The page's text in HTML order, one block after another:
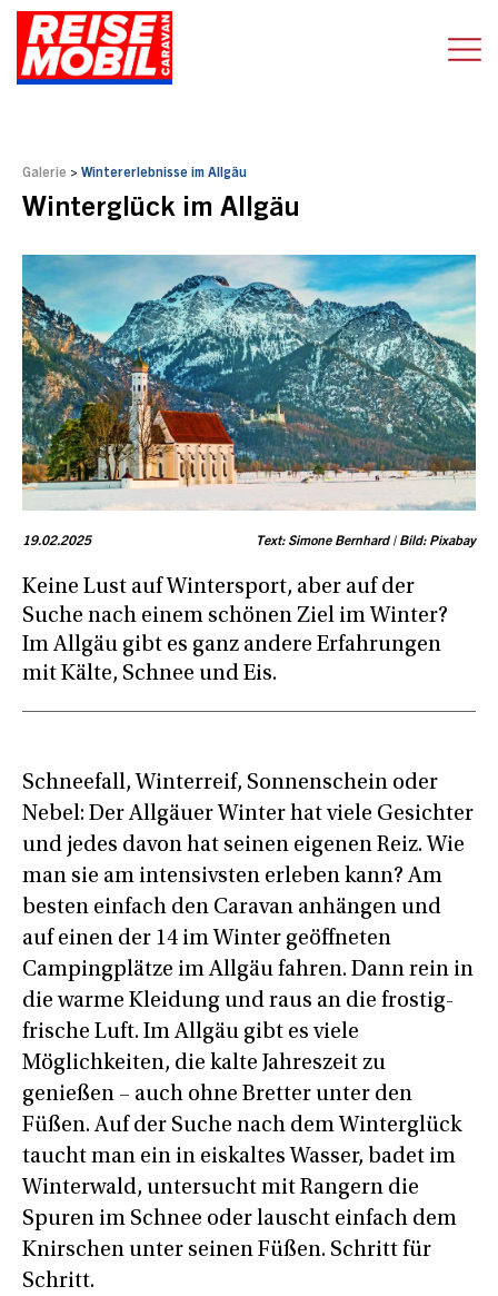
Galerie > Wintererlebnisse im Allgäu
Winterglück im Allgäu
19.02.2025 Text: Simone Bernhard | Bild: Pixabay
Keine Lust auf Wintersport, aber auf der
Suche nach einem schönen Ziel im Winter?
Im Allgäu gibt es ganz andere Erfahrungen
mit Kälte, Schnee und Eis.
Schneefall, Winterreif, Sonnenschein oder
Nebel: Der Allgäuer Winter hat viele Gesichter
und jedes davon hat seinen eigenen Reiz. Wie
man sie am intensivsten erleben kann? Am
besten einfach den Caravan anhängen und
auf einen der 14 im Winter geöffneten
Campingplätze im Allgäu fahren. Dann rein in
die warme Kleidung und raus an die frostig-
frische Luft. Im Allgäu gibt es viele
Möglichkeiten, die kalte Jahreszeit zu
genießen – auch ohne Bretter unter den
Füßen. Auf der Suche nach dem Winterglück
taucht man ein in eiskaltes Wasser, badet im
Winterwald, untersucht mit Rangern die
Spuren im Schnee oder lauscht einfach dem
Knirschen unter seinen Füßen. Schritt für
Schritt.